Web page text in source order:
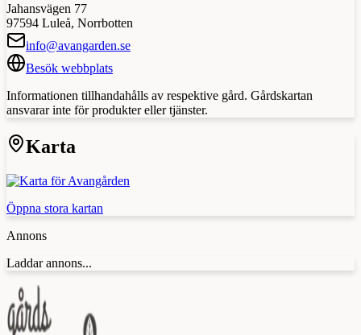
Jahansvägen 77
97594 Luleå, Norrbotten
info@avangarden.se
Besök webbplats
Informationen tillhandahålls av respektive gård. Gårdskartan
ansvarar inte för produkter eller tjänster.
Karta
Öppna stora kartan
Annons
Laddar annons...